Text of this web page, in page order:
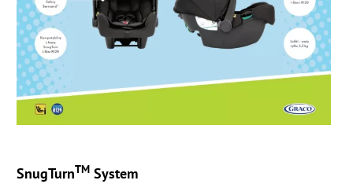
SnugTurnTM System